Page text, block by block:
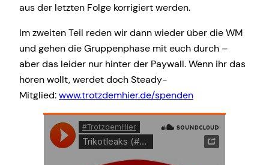
aus der letzten Folge korrigiert werden.
Im zweiten Teil reden wir dann wieder über die WM
und gehen die Gruppenphase mit euch durch –
aber das leider nur hinter der Paywall. Wenn ihr das
hören wollt, werdet doch Steady-
Mitglied:www.trotzdemhier.de/spenden